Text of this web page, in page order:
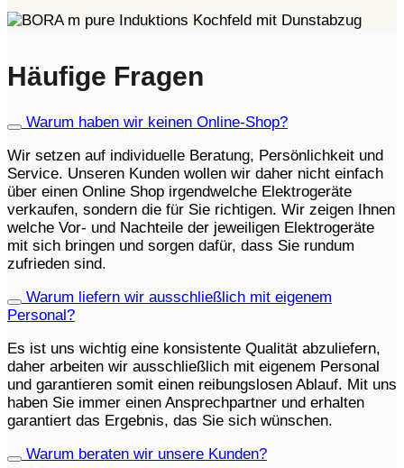
Häufige Fragen
Warum haben wir keinen Online-Shop?
Wir setzen auf individuelle Beratung, Persönlichkeit und
Service. Unseren Kunden wollen wir daher nicht einfach
über einen Online Shop irgendwelche Elektrogeräte
verkaufen, sondern die für Sie richtigen. Wir zeigen Ihnen
welche Vor- und Nachteile der jeweiligen Elektrogeräte
mit sich bringen und sorgen dafür, dass Sie rundum
zufrieden sind.
Warum liefern wir ausschließlich mit eigenem
Personal?
Es ist uns wichtig eine konsistente Qualität abzuliefern,
daher arbeiten wir ausschließlich mit eigenem Personal
und garantieren somit einen reibungslosen Ablauf. Mit uns
haben Sie immer einen Ansprechpartner und erhalten
garantiert das Ergebnis, das Sie sich wünschen.
Warum beraten wir unsere Kunden?